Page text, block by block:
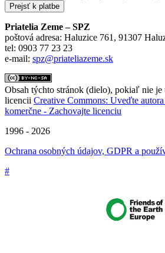
Priatelia Zeme – SPZ
poštová adresa: Haluzice 761, 91307
tel: 0903 77 23 23
e-mail: spz@priateliazeme.sk
Obsah týchto stránok (dielo), pokiaľ nie je
licencii Creative Commons: Uveďte
komerčne - Zachovajte licenciu
1996 - 2026
Ochrana osobných údajov, GDPR a
#